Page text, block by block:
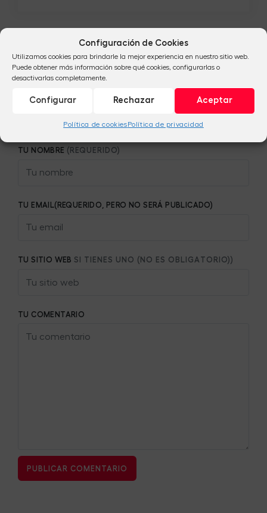
Configuración de Cookies
Utilizamos cookies para brindarle la mejor experiencia en nuestro sitio web.
Puede obtener más información sobre qué cookies, configurarlas o
desactivarlas completamente.
Aceptar
Rechazar
Configurar
Política de cookiesPolítica de privacidad
Sé el primero en escribir un comentario.
TU NOMBRE (REQUERIDO)
TU EMAIL(REQUERIDO, PERO NO SERÁ PUBLICADO)
TU SITIO WEB SI TIENES UNO (NO ES OBLIGATORIO))
TU COMENTARIO